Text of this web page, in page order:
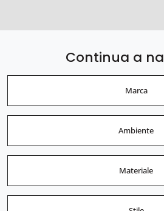
Continua a
Marca
Ambiente
Materiale